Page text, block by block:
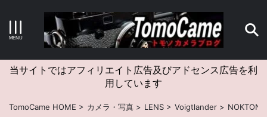
キーワードで検索する
当サイトではアフィリエイト広告及びアドセンス広告を利
用しています
TomoCame HOME > カメラ・写真 > LENS > Voigtlander > NOKTON